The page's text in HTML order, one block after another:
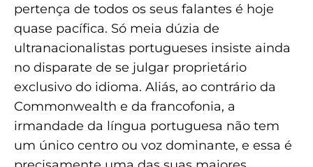
pertença de todos os seus falantes é hoje
quase pacífica. Só meia dúzia de
ultranacionalistas portugueses insiste ainda
no disparate de se julgar proprietário
exclusivo do idioma. Aliás, ao contrário da
Commonwealth e da francofonia, a
irmandade da língua portuguesa não tem
um único centro ou voz dominante, e essa é